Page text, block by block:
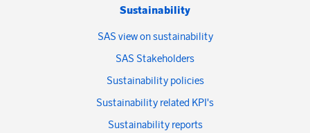
Sustainability
SAS view on sustainability
SAS Stakeholders
Sustainability policies
Sustainability related KPI's
Sustainability reports